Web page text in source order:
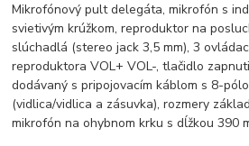
Mikrofónový pult delegáta, mikrofón s
svietivým krúžkom, reproduktor na
slúchadlá (stereo jack 3,5 mm), 3
reproduktora VOL+ VOL-, tlačidlo
dodávaný s pripojovacím káblom s 8-
(vidlica/vidlica a zásuvka), rozmery
mikrofón na ohybnom krku s dĺžkou 390